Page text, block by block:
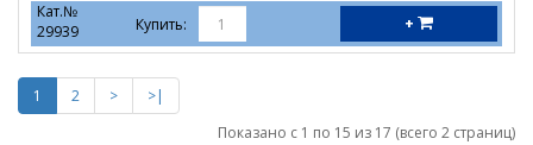
Кат.№
29939
Купить: +
1 2 >
>|
Показано с 1 по 15 из 17 (всего 2 страниц)